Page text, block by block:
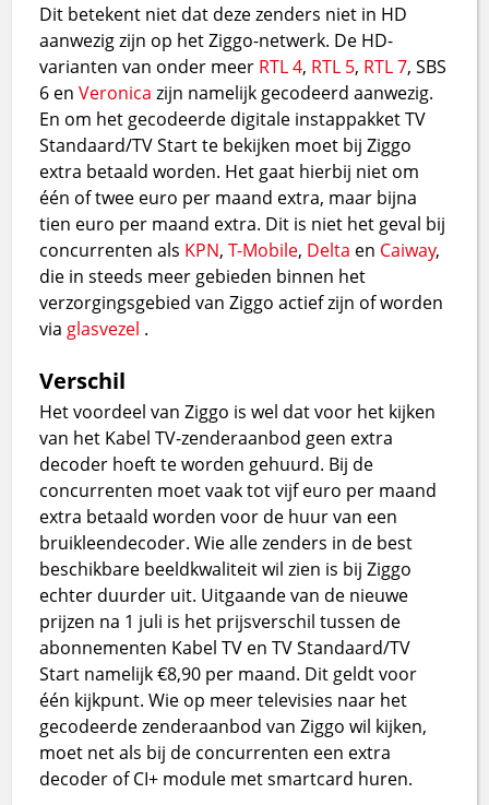
Dit betekent niet dat deze zenders niet in HD
aanwezig zijn op het Ziggo-netwerk. De HD-
varianten van onder meer RTL 4, RTL 5, RTL 7, SBS
6 enVeronica zijn namelijk gecodeerd aanwezig.
En om het gecodeerde digitale instappakket TV
Standaard/TV Start te bekijken moet bij Ziggo
extra betaald worden. Het gaat hierbij niet om
één of twee euro per maand extra, maar bijna
tien euro per maand extra. Dit is niet het geval bij
concurrenten als KPN,T-Mobile, Delta en Caiway,
die in steeds meer gebieden binnen het
verzorgingsgebied van Ziggo actief zijn of worden
via glasvezel .
Verschil
Het voordeel van Ziggo is wel dat voor het kijken
van het Kabel TV-zenderaanbod geen extra
decoder hoeft te worden gehuurd. Bij de
concurrenten moet vaak tot vijf euro per maand
extra betaald worden voor de huur van een
bruikleendecoder. Wie alle zenders in de best
beschikbare beeldkwaliteit wil zien is bij Ziggo
echter duurder uit. Uitgaande van de nieuwe
prijzen na 1 juli is het prijsverschil tussen de
abonnementen Kabel TV en TV Standaard/TV
Start namelijk €8,90 per maand. Dit geldt voor
één kijkpunt. Wie op meer televisies naar het
gecodeerde zenderaanbod van Ziggo wil kijken,
moet net als bij de concurrenten een extra
decoder of CI+ module met smartcard huren.